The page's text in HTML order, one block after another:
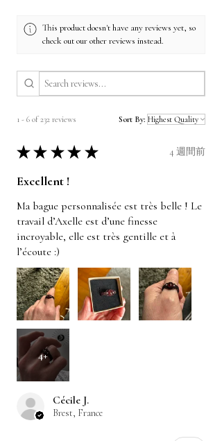
This product doesn't have any reviews yet, so
check out our other reviews instead.
1 - 6 of 232 reviews Sort By:
★★ ★★ ★ 4 週間前
Excellent !
Ma bague personnalisée est très belle ! Le
travail d’Axelle est d’une finesse
incroyable, elle est très gentille et à
l’écoute :)
4+
Cécile J.
Brest, France